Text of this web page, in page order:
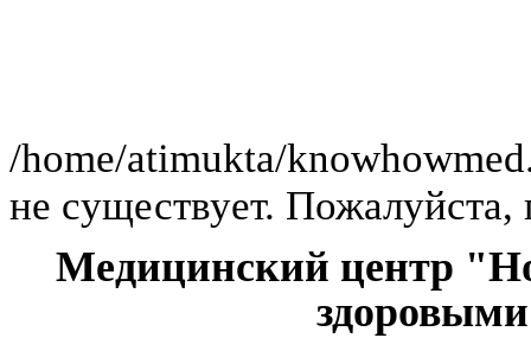
/home/atimukta/
не существует. Пожалуйста,
Медицинский центр